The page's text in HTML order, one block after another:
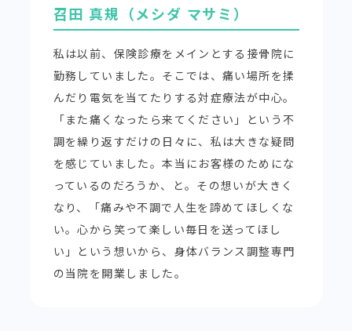
召田 真規（メシダ マサミ）
私は以前、保険診療をメインとする接骨院に
勤務していました。そこでは、痛い場所を揉
んだり電気を当てたりする対症療法が中心。
「また痛くなったら来てください」という不
調を繰り返すだけの日々に、私は大きな疑問
を感じていました。本当にお客様のためにな
っているのだろうか、と。その想いが大きく
なり、「痛みや不調で人生を諦めてほしくな
い。心から笑って楽しい毎日を送ってほし
い」という想いから、身体バランス調整専門
の当院を開業しました。